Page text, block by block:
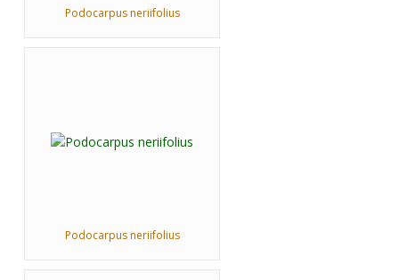
Podocarpus neriifolius
Podocarpus neriifolius